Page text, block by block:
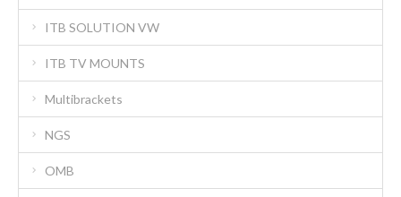
ITB SOLUTION VW
ITB TV MOUNTS
Multibrackets
NGS
OMB